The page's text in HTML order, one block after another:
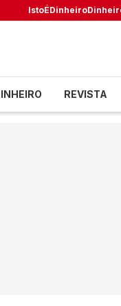
IstoÉDinheiro
REVISTA